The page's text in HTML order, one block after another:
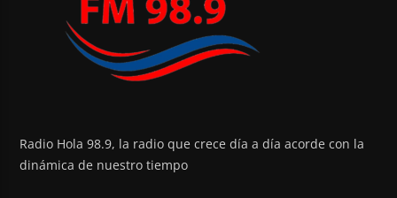
Radio Hola 98.9, la radio que crece día a día acorde con la
dinámica de nuestro tiempo